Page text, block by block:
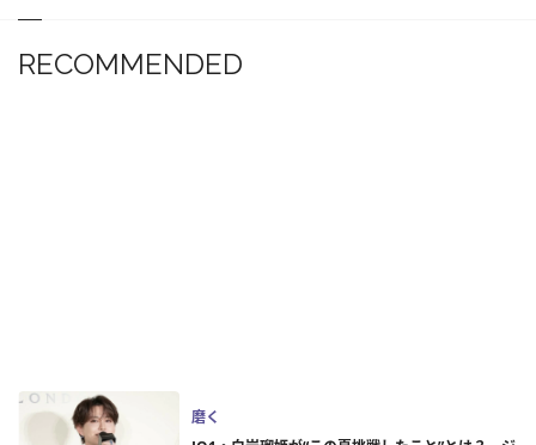
RECOMMENDED
磨く